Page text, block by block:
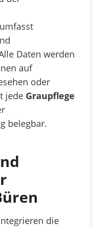
Daten werden
auf
oder
jede Graupflege
belegbar.
die